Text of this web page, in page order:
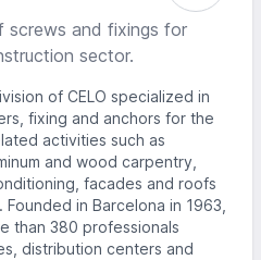
screws and fixings for
sector.
of CELO specialized in
fixing and anchors for the
activities such as
and wood carpentry,
facades and roofs
in Barcelona in 1963,
than 380 professionals
distribution centers and